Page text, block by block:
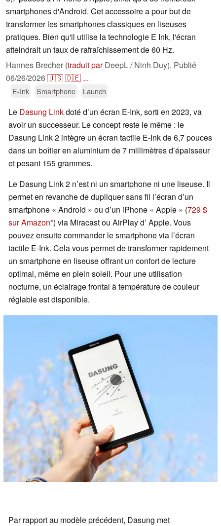
smartphones d'Android. Cet accessoire a pour but de
transformer les smartphones classiques en liseuses
pratiques. Bien qu'il utilise la technologie E Ink, l'écran
atteindrait un taux de rafraîchissement de 60 Hz.
Hannes Brecher (traduit parDeepL / Ninh Duy), Publié
06/26/2026🇺🇸🇩🇪 ...
E-Ink Smartphone Launch
Le Dasung Linkdoté d’un écran E-Ink, sorti en 2023, va
avoir un successeur. Le concept reste le même : le
Dasung Link 2 intègre un écran tactile E-Ink de 6,7 pouces
dans un boîtier en aluminium de 7 millimètres d’épaisseur
et pesant 155 grammes.
Le Dasung Link 2 n’est ni un smartphone ni une liseuse. Il
permet en revanche de dupliquer sans fil l’écran d’un
smartphone « Android » ou d’un iPhone « Apple » (729 $
sur Amazon ) via Miracast ou AirPlay d’ Apple. Vous
pouvez ensuite commander le smartphone via l’écran
tactile E-Ink. Cela vous permet de transformer rapidement
un smartphone en liseuse offrant un confort de lecture
optimal, même en plein soleil. Pour une utilisation
nocturne, un éclairage frontal à température de couleur
réglable est disponible.
Par rapport au modèle précédent, Dasung met